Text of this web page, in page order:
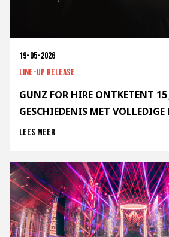
19-05-2026
Line-up release
GUNZ FOR HIRE ONTKETENT 15
GESCHIEDENIS MET
Lees meer